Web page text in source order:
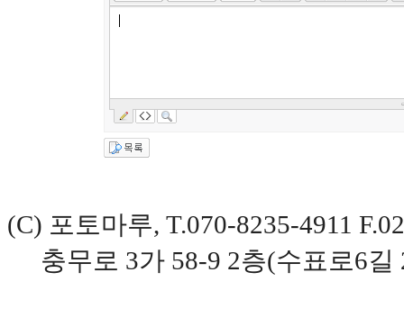
(C) 포토마루, T.070-8235-4911
충무로 3가 58-9 2층(수표로6